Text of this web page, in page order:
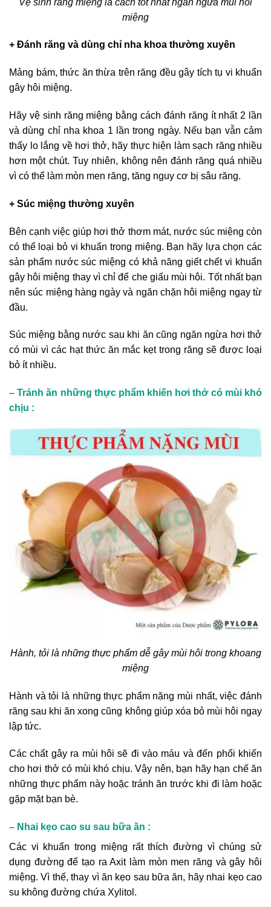
miệng
+ Đánh răng và dùng chỉ nha khoa thường xuyên
Mảng bám, thức ăn thừa trên răng đều gây tích tụ vi khuẩn
gây hôi miệng.
Hãy vệ sinh răng miệng bằng cách đánh răng ít nhất 2 lần
và dùng chỉ nha khoa 1 lần trong ngày. Nếu bạn vẫn cảm
thấy lo lắng về hơi thở, hãy thực hiện làm sạch răng nhiều
hơn một chút. Tuy nhiên, không nên đánh răng quá nhiều
vì có thể làm mòn men răng, tăng nguy cơ bị sâu răng.
+ Súc miệng thường xuyên
Bên cạnh việc giúp hơi thở thơm mát, nước súc miệng còn
có thể loại bỏ vi khuẩn trong miệng. Bạn hãy lựa chọn các
sản phẩm nước súc miệng có khả năng giết chết vi khuẩn
gây hôi miệng thay vì chỉ để che giấu mùi hôi. Tốt nhất bạn
nên súc miệng hàng ngày và ngăn chặn hôi miệng ngay từ
đầu.
Súc miệng bằng nước sau khi ăn cũng ngăn ngừa hơi thở
có mùi vì các hạt thức ăn mắc kẹt trong răng sẽ được loại
bỏ ít nhiều.
– Tránh ăn những thực phẩm khiến hơi thở có mùi khó
chịu :
Hành, tỏi là những thực phẩm dễ gây mùi hôi trong khoang
miệng
Hành và tỏi là những thực phẩm nặng mùi nhất, việc đánh
răng sau khi ăn xong cũng không giúp xóa bỏ mùi hôi ngay
lập tức.
Các chất gây ra mùi hôi sẽ đi vào máu và đến phổi khiến
cho hơi thở có mùi khó chịu. Vậy nên, bạn hãy hạn chế ăn
những thực phẩm này hoặc tránh ăn trước khi đi làm hoặc
gặp mặt bạn bè.
– Nhai kẹo cao su sau bữa ăn :
Các vi khuẩn trong miệng rất thích đường vì chúng sử
dụng đường để tạo ra Axit làm mòn men răng và gây hôi
miệng. Vì thế, thay vì ăn kẹo sau bữa ăn, hãy nhai kẹo cao
su không đường chứa Xylitol.